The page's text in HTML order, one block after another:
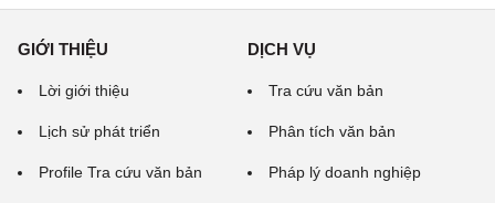
GIỚI THIỆU
Lời giới thiệu
Lịch sử phát triển
Profile Tra cứu văn bản
DỊCH VỤ
Tra cứu văn bản
Phân tích văn bản
Pháp lý doanh nghiệp